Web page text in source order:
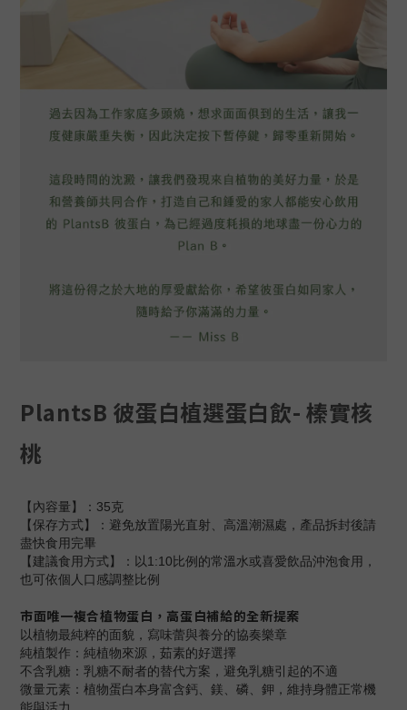
PlantsB 彼蛋白植選蛋白飲- 榛實核
桃
【內容量】：35克
【保存方式】：避免放置陽光直射、高溫潮濕處，產品拆封後請
盡快食用完畢
【建議食用方式】：以1:10比例的常溫水或喜愛飲品沖泡食用，
也可依個人口感調整比例
市面唯一複合植物蛋白，高蛋白補給的全新提案
以植物最純粹的面貌，寫味蕾與養分的協奏樂章
純植製作：純植物來源，茹素的好選擇
不含乳糖：乳糖不耐者的替代方案，避免乳糖引起的不適
微量元素：植物蛋白本身富含鈣、鎂、磷、鉀，維持身體正常機